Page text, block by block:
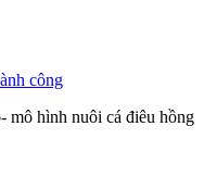
công
mô hình nuôi cá điêu hồng